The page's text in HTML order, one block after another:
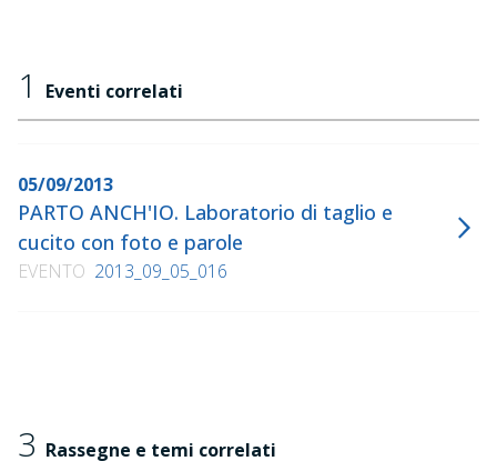
1 Eventi correlati
05/09/2013
PARTO ANCH'IO. Laboratorio di taglio e
cucito con foto e parole
EVENTO 2013_09_05_016
3 Rassegne e temi correlati